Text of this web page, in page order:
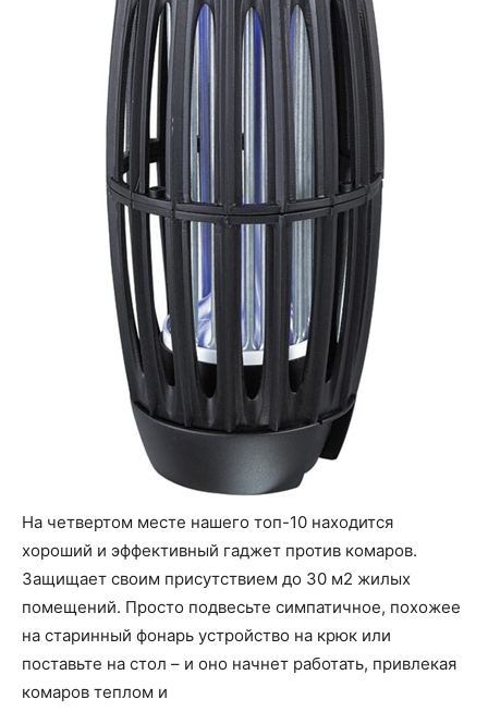
На четвертом месте нашего топ-10 находится
хороший и эффективный гаджет против комаров.
Защищает своим присутствием до 30 м2 жилых
помещений. Просто подвесьте симпатичное, похожее
на старинный фонарь устройство на крюк или
поставьте на стол – и оно начнет работать, привлекая
комаров теплом и